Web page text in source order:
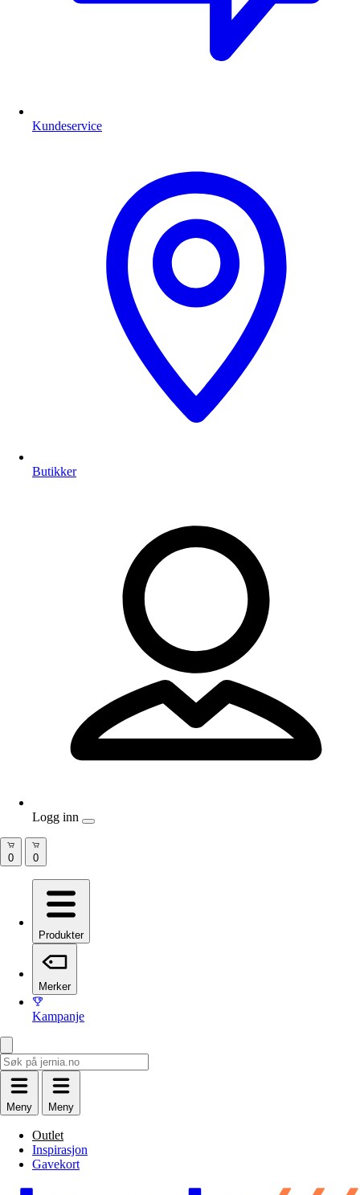
Kundeservice
Butikker
Produkter
Merker
Kampanje
Meny Meny
Outlet
Inspirasjon
Gavekort